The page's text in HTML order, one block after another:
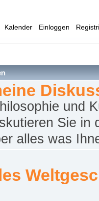
Kalender Einloggen
und
Sie in
alles was